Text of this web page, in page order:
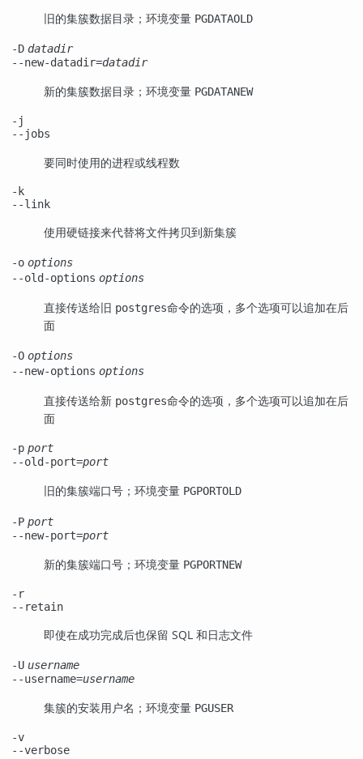
旧的集簇数据目录；环境变量 PGDATAOLD
-D datadir
--new-datadir=datadir
新的集簇数据目录；环境变量 PGDATANEW
-j
--jobs
要同时使用的进程或线程数
-k
--link
使用硬链接来代替将文件拷贝到新集簇
-o options
--old-options options
直接传送给旧 postgres命令的选项，多个选项可以追加在后
面
-O options
--new-options options
直接传送给新 postgres命令的选项，多个选项可以追加在后
面
-p port
--old-port=port
旧的集簇端口号；环境变量 PGPORTOLD
-P port
--new-port=port
新的集簇端口号；环境变量 PGPORTNEW
-r
--retain
即使在成功完成后也保留 SQL 和日志文件
-U username
--username=username
集簇的安装用户名；环境变量 PGUSER
-v
--verbose